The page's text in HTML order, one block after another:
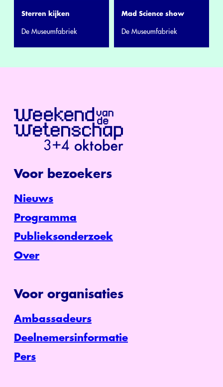
Sterren kijken
De Museumfabriek
Mad Science show
De Museumfabriek
Voor bezoekers
Nieuws
Programma
Publieksonderzoek
Over
Voor organisaties
Ambassadeurs
Deelnemersinformatie
Pers